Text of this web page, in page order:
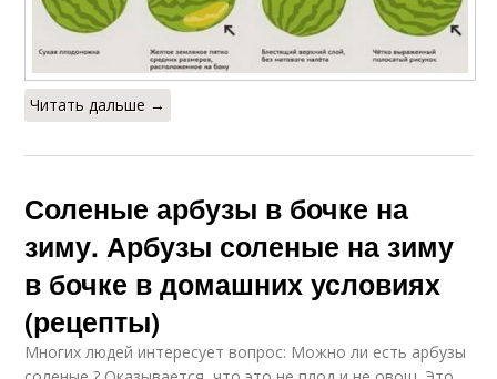
Читать дальше →
Соленые арбузы в бочке на
зиму. Арбузы соленые на зиму
в бочке в домашних условиях
(рецепты)
Многих людей интересует вопрос: Можно ли есть арбузы